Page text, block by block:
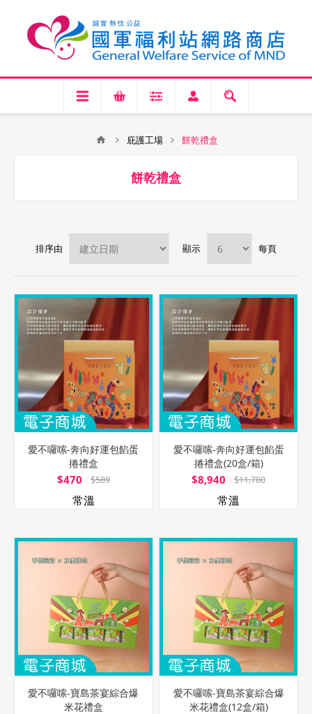
庇護工場 餅乾禮盒
餅乾禮盒
排序由 顯示 每頁
愛不囉嗦-奔向好運包餡蛋
捲禮盒
$470 $589
常溫
愛不囉嗦-奔向好運包餡蛋
捲禮盒(20盒/箱)
$8,940 $11,780
常溫
愛不囉嗦-寶島茶宴綜合爆
米花禮盒
愛不囉嗦-寶島茶宴綜合爆
米花禮盒(12盒/箱)